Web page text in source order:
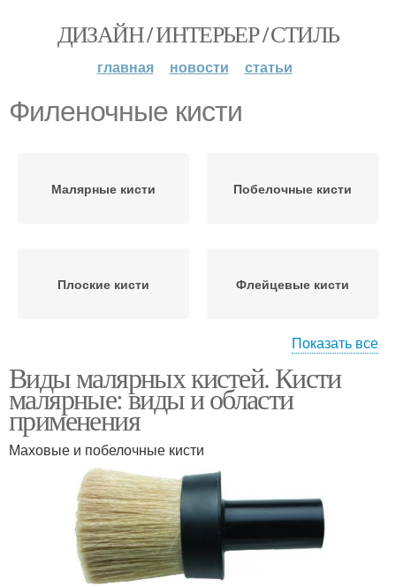
ДИЗАЙН / ИНТЕРЬЕР / СТИЛЬ
главная новости статьи
Филеночные кисти
Малярные кисти Побелочные кисти
Плоские кисти Флейцевые кисти
Филеночная кисть
Показать все
Виды малярных кистей. Кисти
малярные: виды и области
применения
Маховые и побелочные кисти